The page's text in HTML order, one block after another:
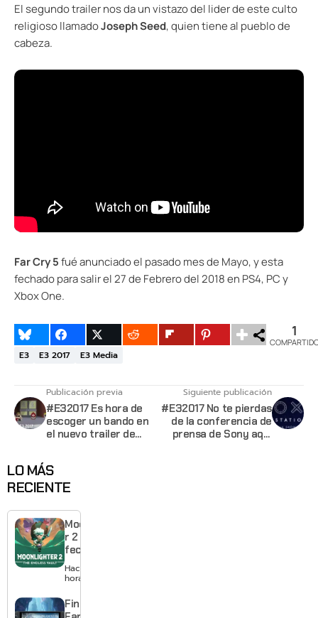
El segundo trailer nos da un vistazo del lider de este culto
religioso llamadoJoseph Seed, quien tiene al pueblo de
cabeza.
Far Cry 5fué anunciado el pasado mes de Mayo, y esta
fechado para salir el 27 de Febrero del 2018 en PS4, PC y
Xbox One.
1
E3 E3 2017 E3 Media
Publicación previa
#E32017 Es hora de
escoger un bando en
el nuevo trailer de
Siguiente publicación
#E32017 No te pierdas
de la conferencia de
prensa de Sony aquí
LO MÁS
RECIENTE
Moonlighte
r 2 ya tiene
fecha y
puedes
quedarte
el primero
Hace 24
horas
Final